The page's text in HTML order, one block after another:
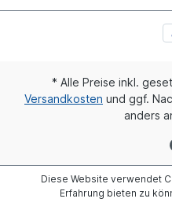
* Alle Preise inkl.
Versandkosten und ggf.
anders
Diese Website verwendet
Erfahrung bieten zu